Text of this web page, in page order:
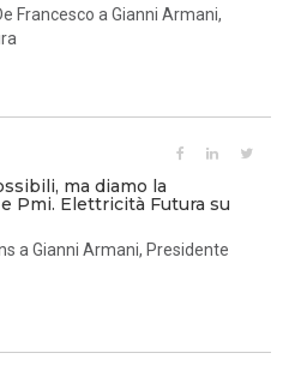
Francesco a Gianni Armani,
ma diamo la
Pmi. Elettricità Futura su
a Gianni Armani, Presidente